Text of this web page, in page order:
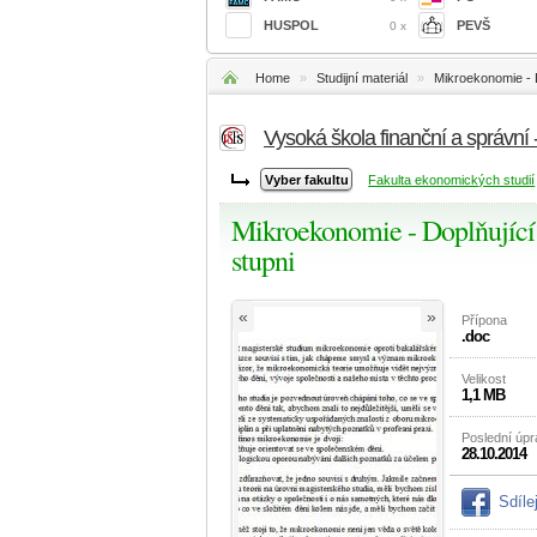
HUSPOL 0 x
PEVŠ
Home » Studijní materiál » Mikroekonomie -
Vysoká škola finanční a správní
Fakulta ekonomických studií
Mikroekonomie -
stupni
« » Přípona
.doc
Velikost
1,1 MB
Poslední
28.10.2014